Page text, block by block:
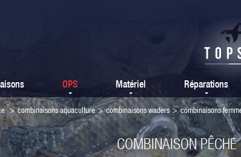
OPS Matériel Réparations
> combinaisons aquaculture > combinaisons waders > combinaisons
COMBINAISON PÊCHE